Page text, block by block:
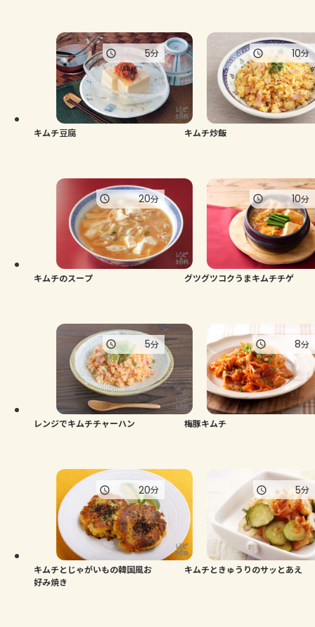
キムチ豆腐
5分
キムチ炒飯
10分
キムチのスープ
20分
グツグツコクうまキムチチゲ
10分
レンジでキムチチャーハン
5分
梅豚キムチ
8分
キムチとじゃがいもの韓国風お
好み焼き
20分
キムチときゅうりのサッとあえ
5分